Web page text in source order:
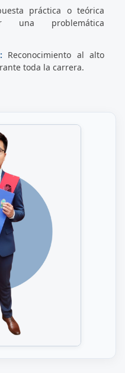
práctica o teórica
una problemática
Reconocimiento al alto
toda la carrera.